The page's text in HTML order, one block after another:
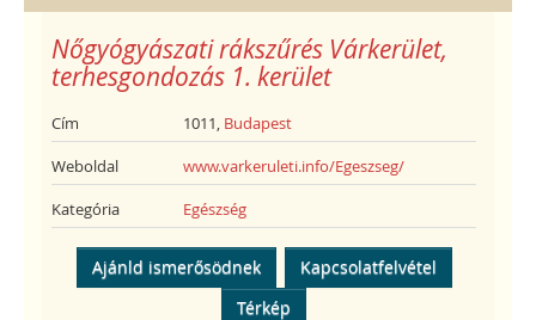
Nőgyógyászati rákszűrés Várkerület,
terhesgondozás 1. kerület
Cím 1011, Budapest
Weboldal www.varkeruleti.info/Egeszseg/
Kategória Egészség
Ajánld ismerősödnek
Kapcsolatfelvétel
Térkép